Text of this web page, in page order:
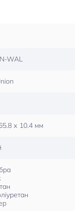
WAL
х 10.4 мм